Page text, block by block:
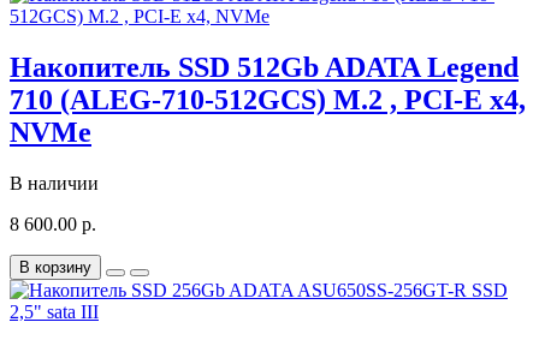
Накопитель SSD 512Gb ADATA Legend
710 (ALEG-710-512GCS) M.2 , PCI-E x4,
NVMe
В наличии
8 600.00 р.
В корзину